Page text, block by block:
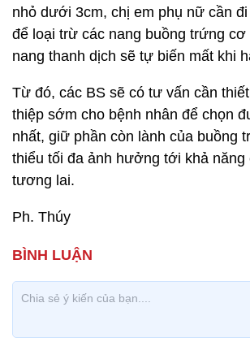
nhỏ dưới 3cm, chị em phụ nữ cần
để loại trừ các nang buồng trứng
nang thanh dịch sẽ tự biến mất khi
Từ đó, các BS sẽ có tư vấn cần
thiệp sớm cho bệnh nhân để chọn
nhất, giữ phần còn lành của buồng
thiểu tối đa ảnh hưởng tới khả năng
tương lai.
Ph. Thúy